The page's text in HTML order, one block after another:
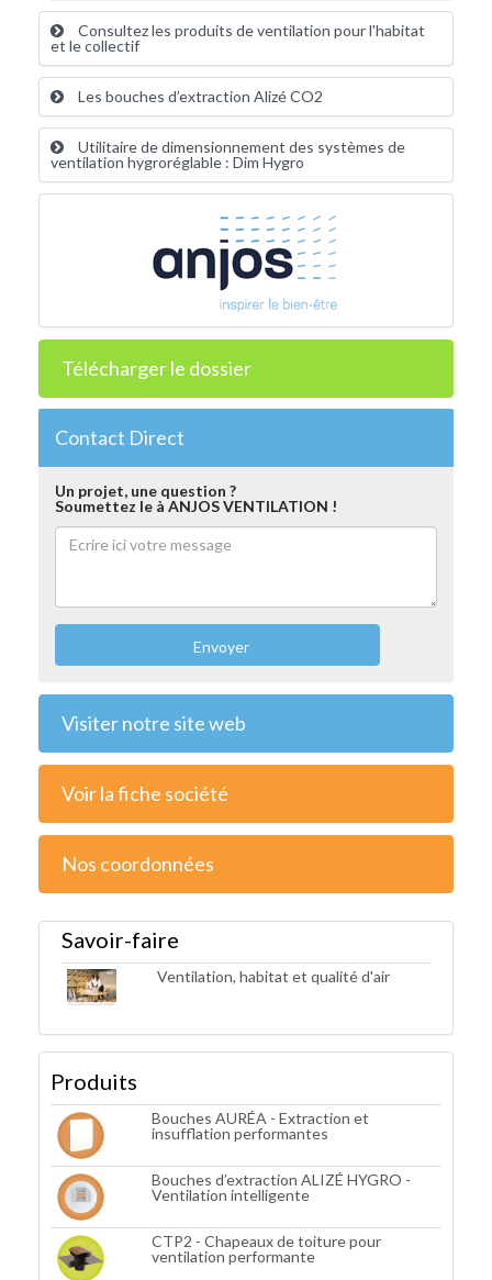
Consultez les produits de ventilation pour l'habitat
et le collectif
Les bouches d’extraction Alizé CO2
Utilitaire de dimensionnement des systèmes de
ventilation hygroréglable : Dim Hygro
Télécharger le dossier
Contact Direct
Un projet, une question ?
Soumettez le à ANJOS VENTILATION !
Envoyer
Visiter notre site web
Voir la fiche société
Nos coordonnées
Savoir-faire
Ventilation, habitat et qualité d'air
Produits
Bouches AURÉA - Extraction et
insufflation performantes
Bouches d’extraction ALIZÉ HYGRO -
Ventilation intelligente
CTP2 - Chapeaux de toiture pour
ventilation performante